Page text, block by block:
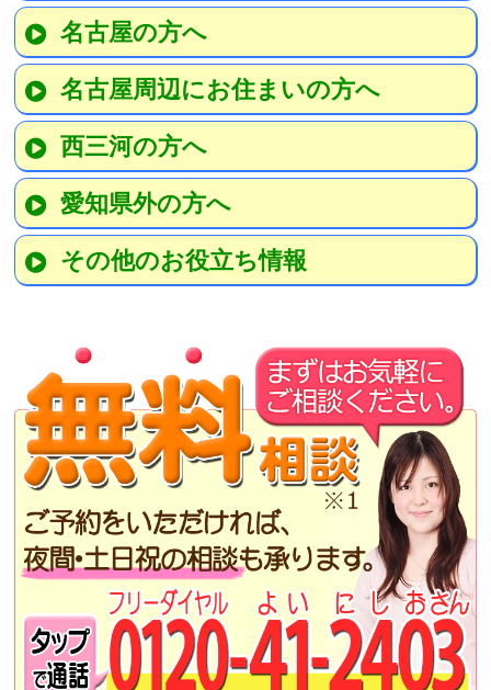
名古屋の方へ
名古屋周辺にお住まいの方へ
西三河の方へ
愛知県外の方へ
その他のお役立ち情報